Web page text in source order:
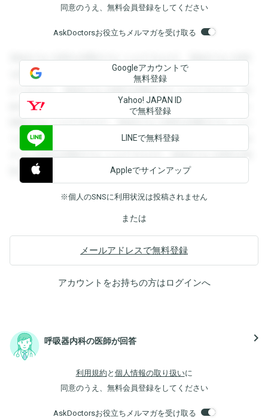
同意のうえ、無料会員登録をしてください
AskDoctorsお役立ちメルマガを受け取る
登録すると回答を閲覧することができます。登録すると回答
を閲覧することができます。登録すると回答を閲覧すること
ができます。登録すると回答を閲覧することができます。登
録すると回答を閲覧することができます。登録すると回答を
閲覧することができます。登録すると回答を閲覧することが
できます。登録すると回答を閲覧することができます。登録
すると回答を閲覧することができます。登録すると回答を閲
覧することができます。
Googleアカウントで
無料登録
Yahoo! JAPAN ID
で無料登録
LINEで無料登録
Appleでサインアップ
※個人のSNSに利用状況は投稿されません
または
メールアドレスで無料登録
アカウントをお持ちの方はログインへ
呼吸器内科の医師が回答 navigate_next
利用規約 と 個人情報の取り扱いに
同意のうえ、無料会員登録をしてください
AskDoctorsお役立ちメルマガを受け取る